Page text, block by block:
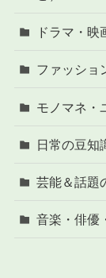
ドラマ・映
ファッショ
モノマネ・
日常の豆知
芸能＆話題
音楽・俳優